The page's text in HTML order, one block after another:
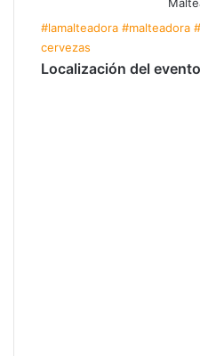
#lamalteadora #malteadora
cervezas
Localización del